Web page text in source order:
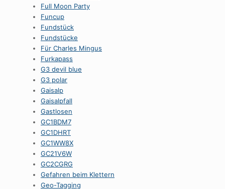
Full Moon Party
Funcup
Fundstück
Fundstücke
Für Charles Mingus
Furkapass
G3 devil blue
G3 polar
Gaisalp
Gaisalpfall
Gastlosen
GC1BDM7
GC1DHRT
GC1WW8X
GC21V6W
GC2CGRG
Gefahren beim Klettern
Geo-Tagging